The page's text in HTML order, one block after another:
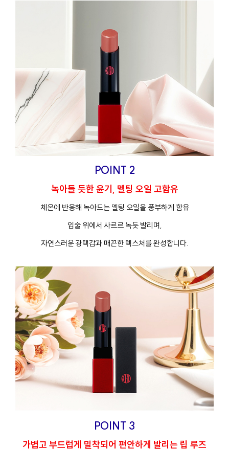
POINT 2
녹아들 듯한 윤기, 멜팅 오일 고함유
체온에 반응해 녹아드는 멜팅 오일을 풍부하게 함유
입술 위에서 사르르 녹듯 발리며,
자연스러운 광택감과 매끈한 텍스처를 완성합니다.
POINT 3
가볍고 부드럽게 밀착되어 편안하게 발리는 립 루즈